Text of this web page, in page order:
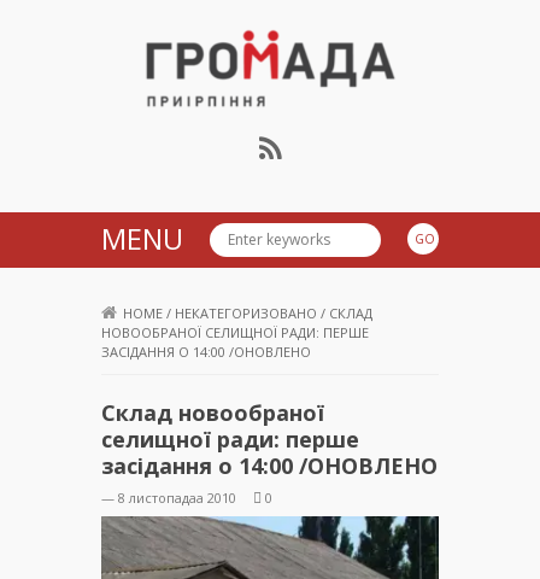
Громада Приірпіння
MENU
HOME / НЕКАТЕГОРИЗОВАНО / СКЛАД
НОВООБРАНОЇ СЕЛИЩНОЇ РАДИ: ПЕРШЕ
ЗАСІДАННЯ О 14:00 /ОНОВЛЕНО
Склад новообраної
селищної ради: перше
засідання о 14:00 /ОНОВЛЕНО
— 8 листопадаа 2010 0